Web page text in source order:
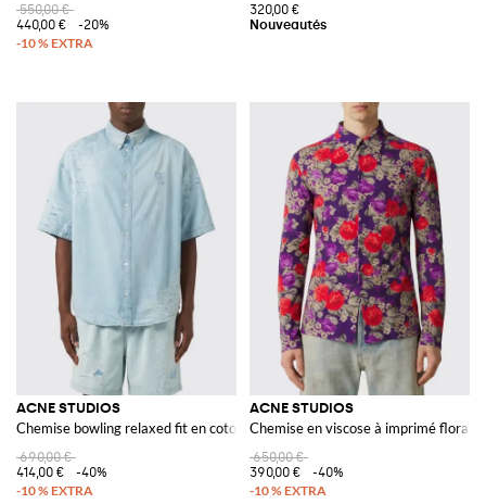
550,00 €
440,00 €
-20%
320,00 €
ACNE STUDIOS
Chemise bowling relaxed fit en coton biologique effet usé
690,00 €
414,00 €
-40%
ACNE STUDIOS
Chemise en viscose à imprimé floral
650,00 €
390,00 €
-40%